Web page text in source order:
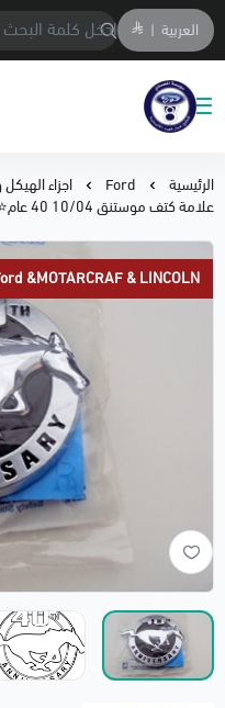
العربية |
متجر المحمادي لقطع
الرئيسية Ford
اجزاء
علامة كتف موستنق 10/04 40 عام⭐⭐⭐
&MOTARCRAF & LINCOLN